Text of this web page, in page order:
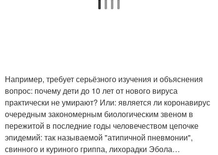
Например, требует серьёзного изучения и объяснения
вопрос: почему дети до 10 лет от нового вируса
практически не умирают? Или: является ли коронавирус
очередным закономерным биологическим звеном в
пережитой в последние годы человечеством цепочке
эпидемий: так называемой "атипичной пневмонии",
свинного и куриного гриппа, лихорадки Эбола…